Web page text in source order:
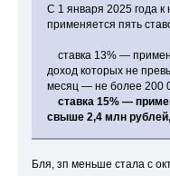
С 1 января 2025 года к
применяется пять
ставка 13% —
доход которых не
месяц — не более 200
ставка 15% —
свыше 2,4 млн
Бля, зп меньше стала с